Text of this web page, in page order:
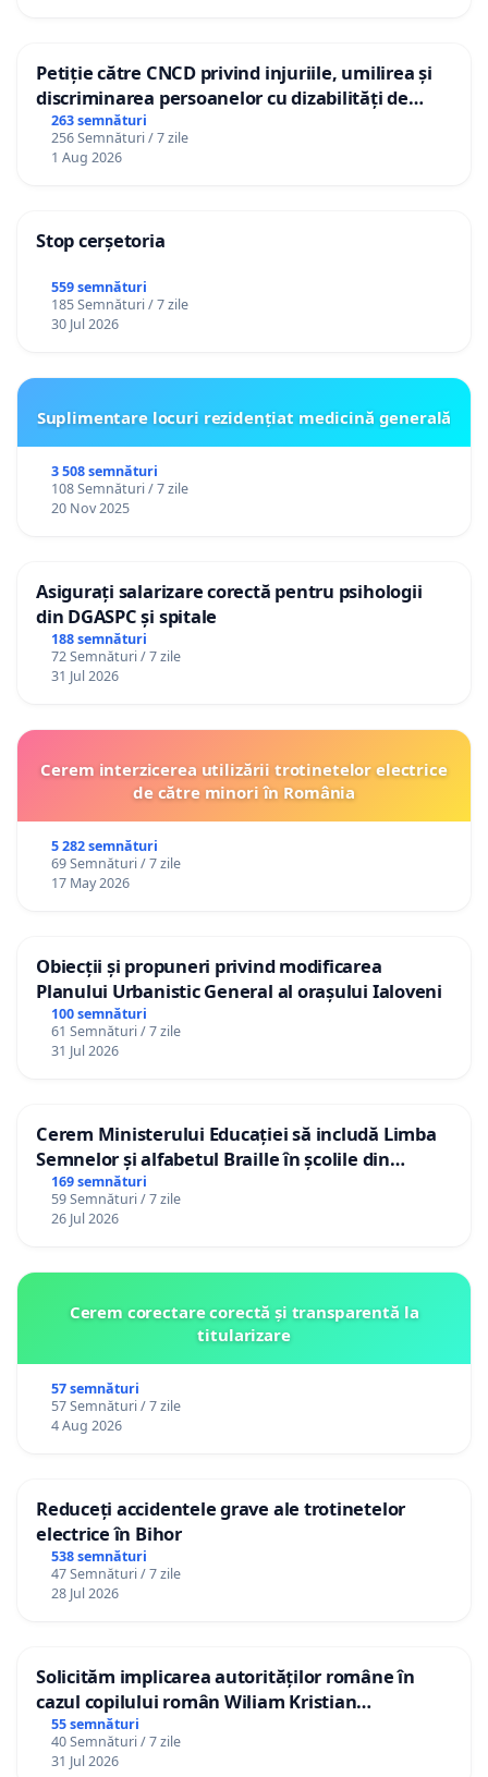
Petiție către CNCD privind injuriile, umilirea și
discriminarea persoanelor cu dizabilități de
către utilizatorul TikTok „Gorici”
263 semnături
256 Semnături / 7 zile
1 Aug 2026
Stop cerșetoria
559 semnături
185 Semnături / 7 zile
30 Jul 2026
Suplimentare locuri rezidențiat medicină generală
3 508 semnături
108 Semnături / 7 zile
20 Nov 2025
Asigurați salarizare corectă pentru psihologii
din DGASPC și spitale
188 semnături
72 Semnături / 7 zile
31 Jul 2026
Cerem interzicerea utilizării trotinetelor electrice
de către minori în România
5 282 semnături
69 Semnături / 7 zile
17 May 2026
Obiecții și propuneri privind modificarea
Planului Urbanistic General al orașului Ialoveni
100 semnături
61 Semnături / 7 zile
31 Jul 2026
Cerem Ministerului Educației să includă Limba
Semnelor și alfabetul Braille în școlile din
Republica Moldova!
169 semnături
59 Semnături / 7 zile
26 Jul 2026
Cerem corectare corectă și transparentă la
titularizare
57 semnături
57 Semnături / 7 zile
4 Aug 2026
Reduceți accidentele grave ale trotinetelor
electrice în Bihor
538 semnături
47 Semnături / 7 zile
28 Jul 2026
Solicităm implicarea autorităților române în
cazul copilului român Wiliam Kristian
Gheorghe, aflat în plasament în Danemarca de
12 ani
55 semnături
40 Semnături / 7 zile
31 Jul 2026